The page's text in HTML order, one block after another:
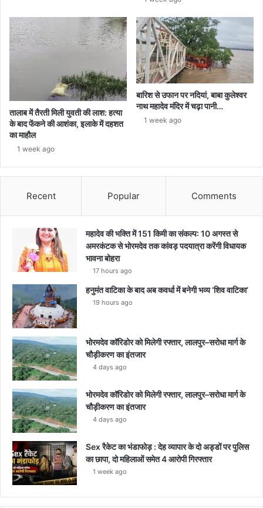
तालाब में तैरती मिली युवती की लाश: हत्या
के बाद फेंकने की आशंका, इलाके में दहशत
का माहौल
1 week ago
बारिश से उफान पर नदियां, बाबा कुलेश्वर
नाथ महादेव मंदिर में चढ़ा पानी…
1 week ago
Recent Popular Comments
महादेव की भक्ति में 151 किमी का संकल्प: 10 अगस्त से
अमरकंटक से भोरमदेव तक कांवड़ पदयात्रा करेंगी विधायक
भावना बोहरा
17 hours ago
हनुमंत वाटिका के बाद अब कवर्धा में बनेगी भव्य ‘शिव वाटिका’
19 hours ago
भोरमदेव कॉरिडोर को मिलेगी रफ्तार, लालपुर–सरोधा मार्ग के
चौड़ीकरण का इंतजार
4 days ago
भोरमदेव कॉरिडोर को मिलेगी रफ्तार, लालपुर–सरोधा मार्ग के
चौड़ीकरण का इंतजार
4 days ago
Sex रैकेट का भंडाफोड़ : देह व्यापार के दो अड्डों पर पुलिस
का छापा, दो महिलाओं समेत 4 आरोपी गिरफ्तार
1 week ago